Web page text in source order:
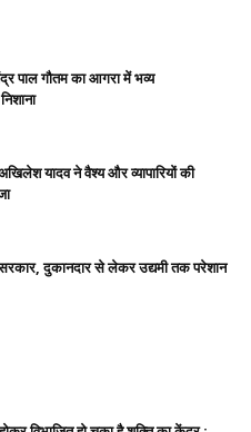
पाल गौतम का आगरा में भव्य
यादव ने वैश्य और व्यापारियों की
सरकार, दुकानदार से लेकर उद्यमी तक परेशान